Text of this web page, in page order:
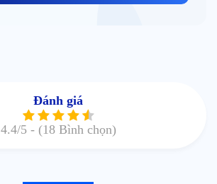
Đánh giá
4.4/5 - (18 Bình chọn)